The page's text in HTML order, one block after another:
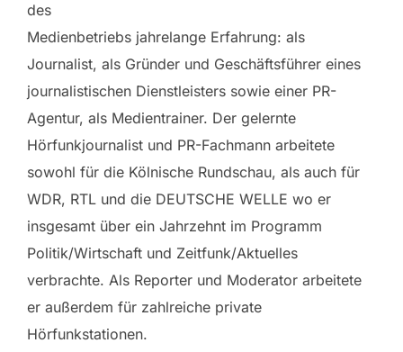
des
Medienbetriebs jahrelange Erfahrung: als
Journalist, als Gründer und Geschäftsführer eines
journalistischen Dienstleisters sowie einer PR-
Agentur, als Medientrainer. Der gelernte
Hörfunkjournalist und PR-Fachmann arbeitete
sowohl für die Kölnische Rundschau, als auch für
WDR, RTL und die DEUTSCHE WELLE wo er
insgesamt über ein Jahrzehnt im Programm
Politik/Wirtschaft und Zeitfunk/Aktuelles
verbrachte. Als Reporter und Moderator arbeitete
er außerdem für zahlreiche private
Hörfunkstationen.